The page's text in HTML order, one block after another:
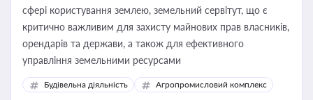
сфері користування землею, земельний сервітут, що є
критично важливим для захисту майнових прав власників,
орендарів та держави, а також для ефективного
управління земельними ресурсами
Будівельна діяльність Агропромисловий комплекс